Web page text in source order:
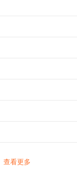
查看更多